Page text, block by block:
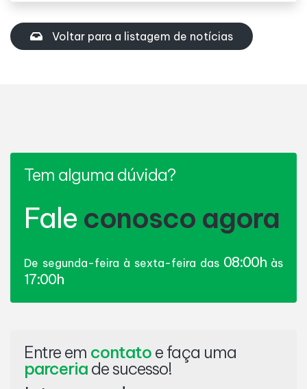
Voltar para a listagem de notícias
Tem alguma dúvida?
Fale conosco agora
De segunda-feira à sexta-feira das 08:00h às
17:00h
Entre em contato e faça uma
parceria de sucesso!